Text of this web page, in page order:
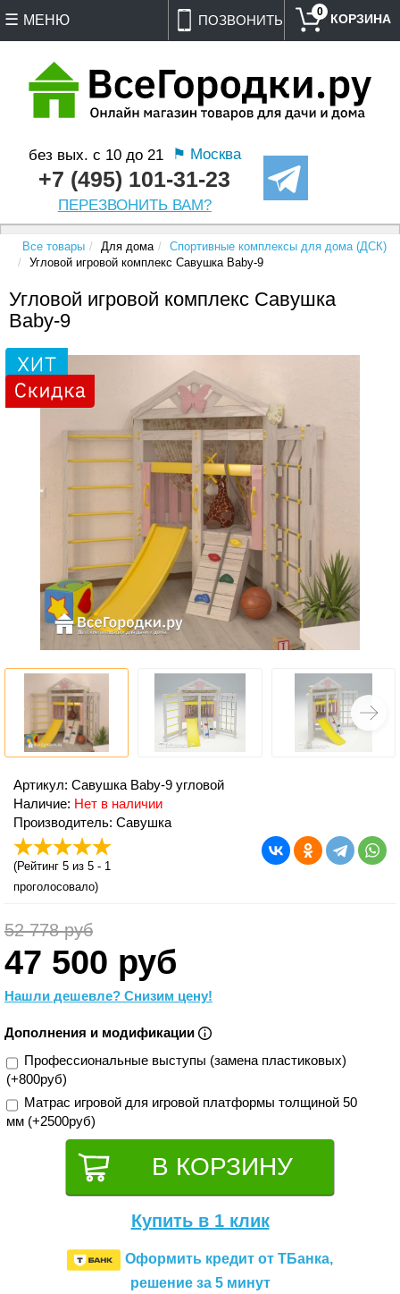
ПОЗВОНИТЬ
без вых. с 10 до 21 ⚑ Москва
+7 (495) 101-31-23
ПЕРЕЗВОНИТЬ ВАМ?
0
МЕНЮ
Все товары Для дома
Спортивные комплексы для дома (ДСК)
Угловой игровой комплекс Савушка Baby-9
Угловой игровой комплекс Савушка
Baby-9
Артикул: Савушка Baby-9 угловой
Наличие: Нет в наличии
Производитель: Савушка
(Рейтинг 5 из 5 - 1
проголосовало)
52 778 руб
47 500 руб
Нашли дешевле? Снизим цену!
Дополнения и модификации
Профессиональные выступы (замена пластиковых)
(+800руб)
Матрас игровой для игровой платформы толщиной 50
мм (+2500руб)
Купить в 1 клик
Оформить кредит от ТБанка,
решение за 5 минут